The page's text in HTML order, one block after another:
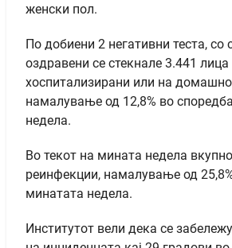
женски пол.
По добиени 2 негативни теста, со
оздравени се стекнале 3.441
хоспитализирани или на
намалување од 12,8% во
недела.
Во текот на мината недела
реинфекции, намалување од
минатата недела.
Институтот вели дека се